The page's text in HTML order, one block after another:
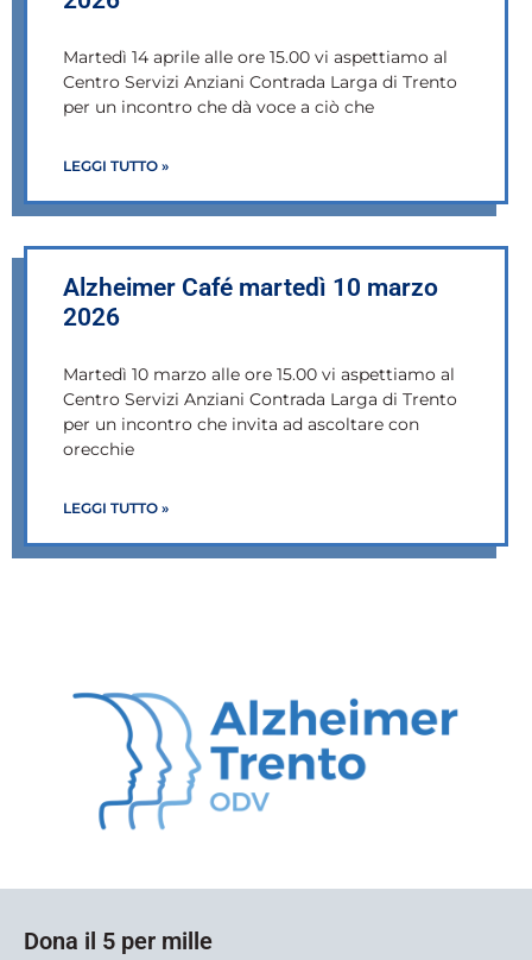
Martedì 14 aprile alle ore 15.00 vi aspettiamo al
Centro Servizi Anziani Contrada Larga di Trento
per un incontro che dà voce a ciò che
LEGGI TUTTO »
Alzheimer Café martedì 10 marzo
2026
Martedì 10 marzo alle ore 15.00 vi aspettiamo al
Centro Servizi Anziani Contrada Larga di Trento
per un incontro che invita ad ascoltare con
orecchie
LEGGI TUTTO »
Dona il 5 per mille